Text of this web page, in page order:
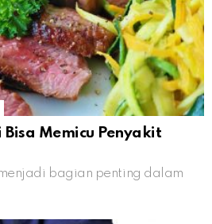
Memicu Penyakit
bagian penting dalam